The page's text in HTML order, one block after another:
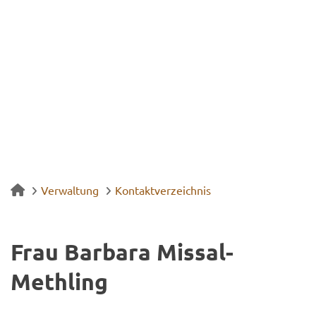
Verwaltung Kontaktverzeichnis
Frau Bar­ba­ra Missal-​
Methling